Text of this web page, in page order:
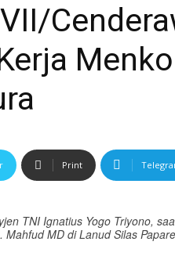
Print
TNI Ignatius Yogo Triyono,
MD di Lanud Silas